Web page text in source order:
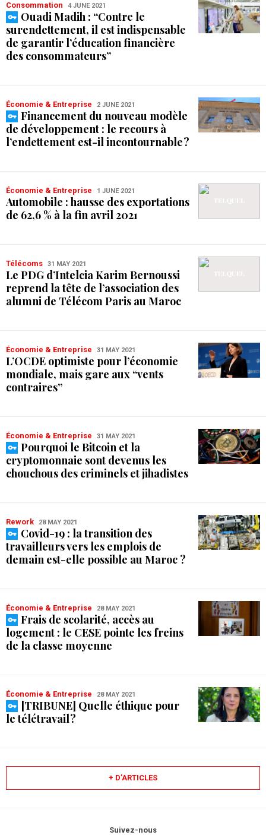
Consommation 4 JUNE 2021
Ouadi Madih : “Contre le
surendettement, il est indispensable
de garantir l’éducation financière
des consommateurs”
Économie & Entreprise 2 JUNE 2021
Financement du nouveau modèle
de développement : le recours à
l’endettement est-il incontournable ?
Économie & Entreprise 1 JUNE 2021
Automobile : hausse des exportations
de 62,6 % à la fin avril 2021
Télécoms 31 MAY 2021
Le PDG d’Intelcia Karim Bernoussi
reprend la tête de l’association des
alumni de Télécom Paris au Maroc
Économie & Entreprise 31 MAY 2021
L’OCDE optimiste pour l’économie
mondiale, mais gare aux “vents
contraires”
Économie & Entreprise 31 MAY 2021
Pourquoi le Bitcoin et la
cryptomonnaie sont devenus les
chouchous des criminels et jihadistes
Rework 28 MAY 2021
Covid-19 : la transition des
travailleurs vers les emplois de
demain est-elle possible au Maroc ?
Économie & Entreprise 28 MAY 2021
Frais de scolarité, accès au
logement : le CESE pointe les freins
de la classe moyenne
Économie & Entreprise 28 MAY 2021
[TRIBUNE] Quelle éthique pour
le télétravail ?
+ D’ARTICLES
Suivez-nous